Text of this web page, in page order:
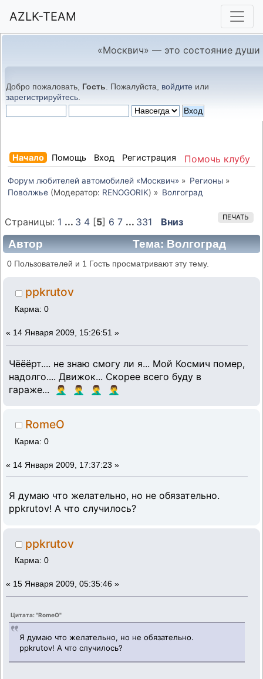
AZLK-TEAM
«Москвич» — это состояние души
Добро пожаловать, Гость . Пожалуйста, войдите или
зарегистрируйтесь
Помочь клубу
Начало Помощь Вход Регистрация
Форум любителей автомобилей «Москвич» » Регионы»
Поволжье (Модератор: RENOGORIK) » Волгоград
ПЕЧАТЬ
Страницы: 1 ... 3 4[5] 6 7 ... 331 Вниз
Автор
Тема: Волгоград
(Прочитано 499571 раз)
0 Пользователей и 1 Гость просматривают эту тему.
ppkrutov
Карма: 0
« 14 Января 2009, 15:26:51 »
Чёёёрт.... не знаю смогу ли я... Мой Космич помер,
надолго.... Движок... Скорее всего буду в
гараже... 🤦‍♂️ 🤦‍♂️ 🤦‍♂️ 🤦‍♂️
RomeO
Карма: 0
« 14 Января 2009, 17:37:23 »
Я думаю что желательно, но не обязательно.
ppkrutov! А что случилось?
ppkrutov
Карма: 0
« 15 Января 2009, 05:35:46 »
Цитата: "RomeO"
Я думаю что желательно, но не обязательно.
ppkrutov! А что случилось?